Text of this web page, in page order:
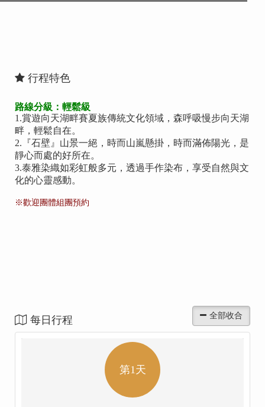
行程特色
路線分級：輕鬆級
1.賞遊向天湖畔賽夏族傳統文化領域，森呼吸慢步向天湖
畔，輕鬆自在。
2.『石壁』山景一絕，時而山嵐懸掛，時而滿佈陽光，是
靜心而處的好所在。
3.泰雅染織如彩虹般多元，透過手作染布，享受自然與文
化的心靈感動。
※歡迎團體組團預約
每日行程
第1天